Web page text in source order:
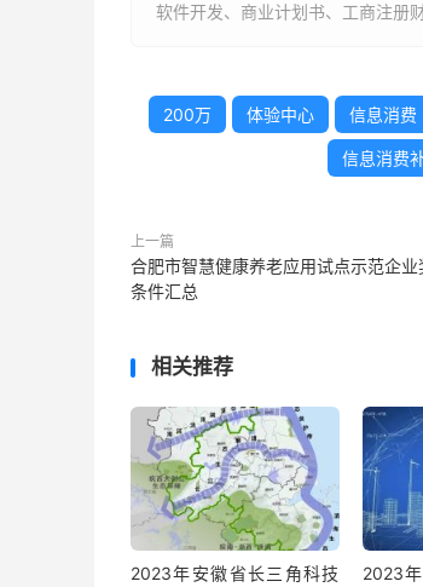
软件开发、商业计划书、工商注册
200万 体验中心 信息消费
信息消费
上一篇
合肥市智慧健康养老应用试点示范企
条件汇总
相关推荐
2023年安徽省长三角科技
2023